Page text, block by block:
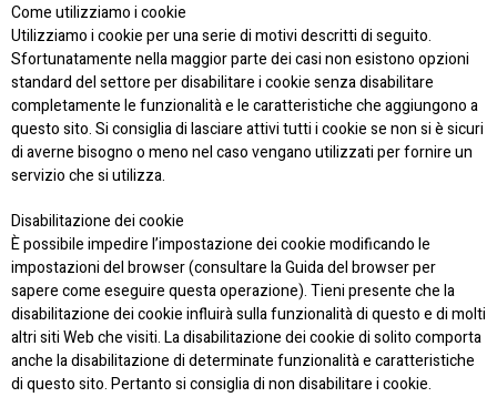
Come utilizziamo i cookie
Utilizziamo i cookie per una serie di motivi descritti di seguito.
Sfortunatamente nella maggior parte dei casi non esistono opzioni
standard del settore per disabilitare i cookie senza disabilitare
completamente le funzionalità e le caratteristiche che aggiungono a
questo sito. Si consiglia di lasciare attivi tutti i cookie se non si è sicuri
di averne bisogno o meno nel caso vengano utilizzati per fornire un
servizio che si utilizza.
Disabilitazione dei cookie
È possibile impedire l’impostazione dei cookie modificando le
impostazioni del browser (consultare la Guida del browser per
sapere come eseguire questa operazione). Tieni presente che la
disabilitazione dei cookie influirà sulla funzionalità di questo e di molti
altri siti Web che visiti. La disabilitazione dei cookie di solito comporta
anche la disabilitazione di determinate funzionalità e caratteristiche
di questo sito. Pertanto si consiglia di non disabilitare i cookie.